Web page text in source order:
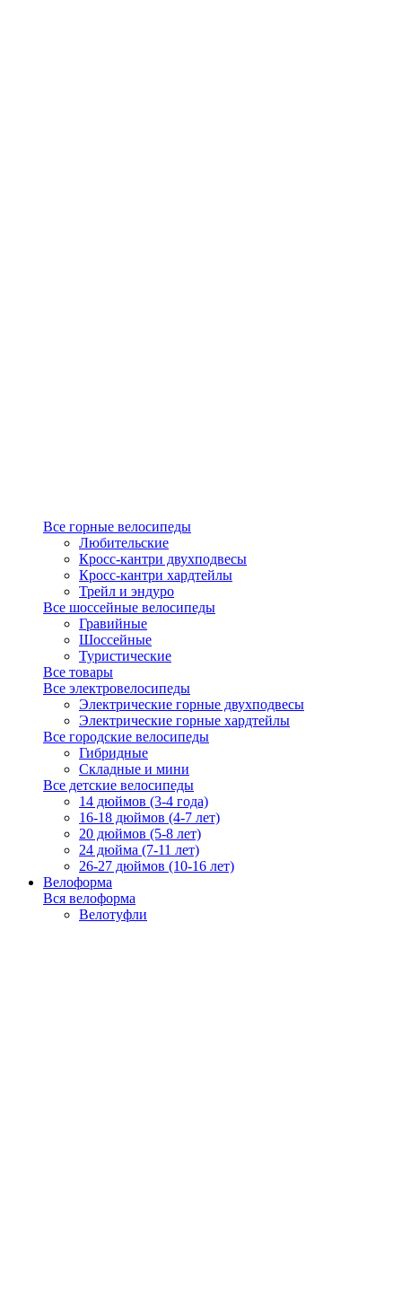
Все горные велосипеды
Любительские
Кросс-кантри двухподвесы
Кросс-кантри хардтейлы
Трейл и эндуро
Все шоссейные велосипеды
Гравийные
Шоссейные
Туристические
Все товары
Все электровелосипеды
Электрические горные двухподвесы
Электрические горные хардтейлы
Все городские велосипеды
Гибридные
Складные и мини
Все детские велосипеды
14 дюймов (3-4 года)
16-18 дюймов (4-7 лет)
20 дюймов (5-8 лет)
24 дюйма (7-11 лет)
26-27 дюймов (10-16 лет)
Велоформа
Вся велоформа
Велотуфли